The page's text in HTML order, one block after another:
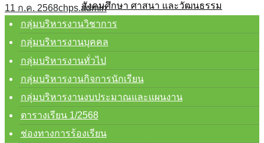
สังคมศึกษา ศาสนา และวัฒนธรรม
กิจกรรมพัฒนาผู้เรียน
โรงเรียนสุจริต
การบริหารงานและการจ่ายงบประมาณ
แผนปฏิบัติการ
แผนพัฒนาคุณภาพการศึกษา
ความก้าวหน้าในการดำเนินงาน
คู่มือการปฏิบัติงาน
กลุ่มบริหารงานวิชาการ
กลุ่มบริหารงานบุคคล
11 ก.ค. 2568chps.admin
กลุ่มบริหารงานวิชาการ
กลุ่มบริหารงานบุคคล
กลุ่มบริหารงานทั่วไป
กลุ่มบริหารงานกิจการนักเรียน
กลุ่มบริหารงานงบประมาณและแผนงาน
ตารางเรียน 1/2568
ช่องทางการร้องเรียน